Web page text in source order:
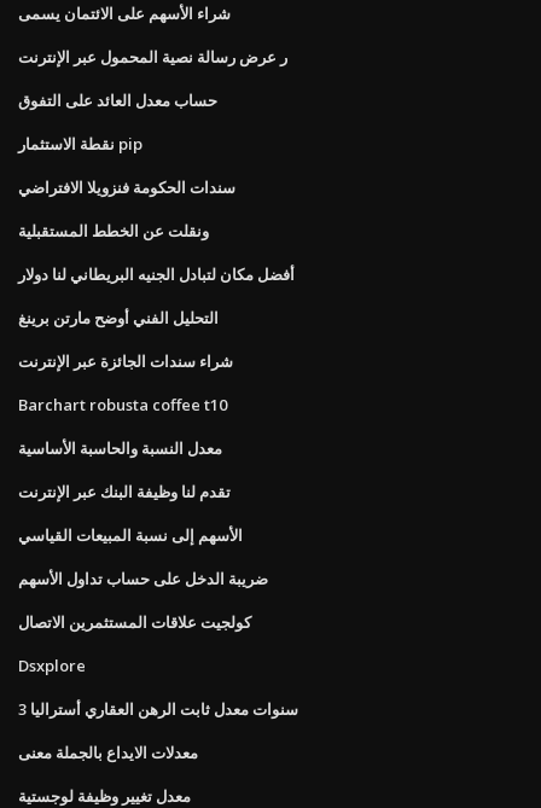
شراء الأسهم على الائتمان يسمى
ر عرض رسالة نصية المحمول عبر الإنترنت
حساب معدل العائد على التفوق
نقطة الاستثمار pip
سندات الحكومة فنزويلا الافتراضي
ونقلت عن الخطط المستقبلية
أفضل مكان لتبادل الجنيه البريطاني لنا دولار
التحليل الفني أوضح مارتن برينغ
شراء سندات الجائزة عبر الإنترنت
Barchart robusta coffee t10
معدل النسبة والحاسبة الأساسية
تقدم لنا وظيفة البنك عبر الإنترنت
الأسهم إلى نسبة المبيعات القياسي
ضريبة الدخل على حساب تداول الأسهم
كولجيت علاقات المستثمرين الاتصال
Dsxplore
3 سنوات معدل ثابت الرهن العقاري أستراليا
معدلات الايداع بالجملة معنى
معدل تغيير وظيفة لوجستية